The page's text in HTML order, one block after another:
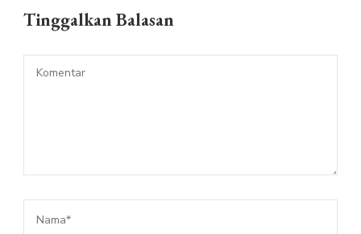
Tinggalkan Balasan